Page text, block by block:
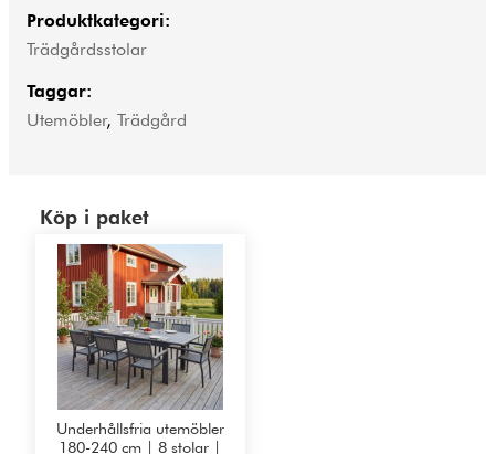
Produktkategori:
Trädgårdsstolar
Taggar:
Utemöbler, Trädgård
Köp i paket
Underhållsfria utemöbler
180-240 cm | 8 stolar |